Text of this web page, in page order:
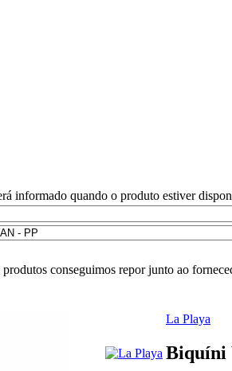
informado quando o produto estiver
conseguimos repor junto ao
La Playa
Biquíni